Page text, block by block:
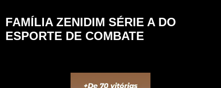
FAMÍLIA ZENIDIM SÉRIE A DO
ESPORTE DE COMBATE